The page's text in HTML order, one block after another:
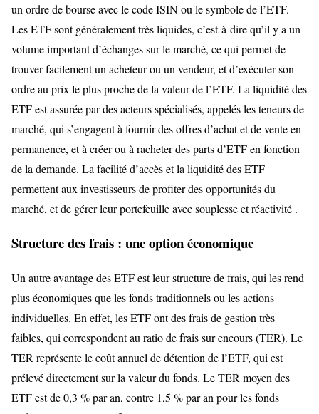
un ordre de bourse avec le code ISIN ou le symbole de l’ETF.
Les ETF sont généralement très liquides, c’est-à-dire qu’il y a un
volume important d’échanges sur le marché, ce qui permet de
trouver facilement un acheteur ou un vendeur, et d’exécuter son
ordre au prix le plus proche de la valeur de l’ETF. La liquidité des
ETF est assurée par des acteurs spécialisés, appelés les teneurs de
marché, qui s’engagent à fournir des offres d’achat et de vente en
permanence, et à créer ou à racheter des parts d’ETF en fonction
de la demande. La facilité d’accès et la liquidité des ETF
permettent aux investisseurs de profiter des opportunités du
marché, et de gérer leur portefeuille avec souplesse et réactivité .
Structure des frais : une option économique
Un autre avantage des ETF est leur structure de frais, qui les rend
plus économiques que les fonds traditionnels ou les actions
individuelles. En effet, les ETF ont des frais de gestion très
faibles, qui correspondent au ratio de frais sur encours (TER). Le
TER représente le coût annuel de détention de l’ETF, qui est
prélevé directement sur la valeur du fonds. Le TER moyen des
ETF est de 0,3 % par an, contre 1,5 % par an pour les fonds